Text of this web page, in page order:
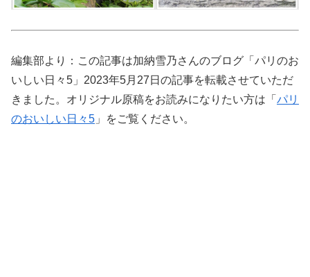
編集部より：この記事は加納雪乃さんのブログ「パリのお
いしい日々5」2023年5月27日の記事を転載させていただ
きました。オリジナル原稿をお読みになりたい方は「 パリ
のおいしい日々5 」をご覧ください。